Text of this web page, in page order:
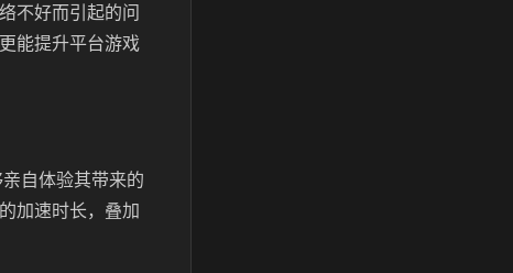
不好而引起的问
能提升平台游戏
自体验其带来的
加速时长，叠加